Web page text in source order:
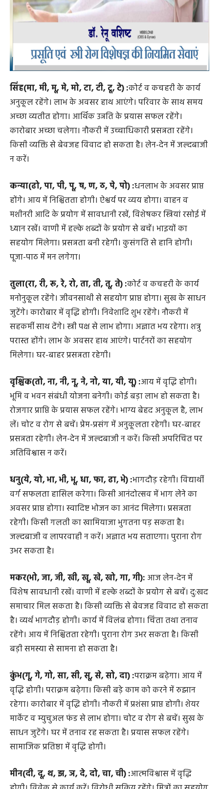
सिंह(मा, मी, मू, मे, मो, टा, टी, टू, टे) :कोर्ट व कचहरी के कार्य
अनुकूल रहेंगे। लाभ के अवसर हाथ आएंगे। परिवार के साथ समय
अच्‍छा व्यतीत होगा। आर्थिक उन्नति के प्रयास सफल रहेंगे।
कारोबार अच्छा चलेगा। नौकरी में उच्चाधिकारी प्रसन्नता रहेंगे।
किसी व्यक्ति से बेवजह विवाद हो सकता है। लेन-देन में जल्दबाजी
न करें।
कन्या(ढो, पा, पी, पू, ष, ण, ठ, पे, पो) :धनलाभ के अवसर प्राप्त
होंगे। आय में निश्चितता होगी। ऐश्वर्य पर व्यय होगा। वाहन व
मशीनरी आदि के प्रयोग में सावधानी रखें, विशेषकर स्त्रियां रसोई में
ध्यान रखें। वाणी में हल्के शब्दों के प्रयोग से बचें। भाइयों का
सहयोग मिलेगा। प्रसन्नता बनी रहेगी। कुसंगति से हानि होगी।
पूजा-पाठ में मन लगेगा।
तुला(रा, री, रू, रे, रो, ता, ती, तू, ते) :कोर्ट व कचहरी के कार्य
मनोनुकूल रहेंगे। जीवनसाथी से सहयोग प्राप्त होगा। सुख के साधन
जुटेंगे। कारोबार में वृद्धि होगी। निवेशादि शुभ रहेंगे। नौकरी में
सहकर्मी साथ देंगे। स्त्री पक्ष से लाभ होगा। अज्ञात भय रहेगा। शत्रु
परास्त होंगे। लाभ के अवसर हाथ आएंगे। पार्टनरों का सहयोग
मिलेगा। घर-बाहर प्रसन्नता रहेगी।
वृश्चिक(तो, ना, नी, नू, ने, नो, या, यी, यू) :आय में वृद्धि होगी।
भूमि व भवन संबंधी योजना बनेगी। कोई बड़ा लाभ हो सकता है।
रोजगार प्राप्ति के प्रयास सफल रहेंगे। भाग्य बेहद अनुकूल है, लाभ
लें। चोट व रोग से बचें। प्रेम-प्रसंग में अनुकूलता रहेगी। घर-बाहर
प्रसन्नता रहेगी। लेन-देन में जल्दबाजी न करें। किसी अपरिचित पर
अतिविश्वास न करें।
धनु(ये, यो, भा, भी, भू, धा, फा, ढा, भे) : भागदौड़ रहेगी। विद्यार्थी
वर्ग सफलता हासिल करेगा। किसी आनंदोत्सव में भाग लेने का
अवसर प्राप्त होगा। स्वादिष्ट भोजन का आनंद मिलेगा। प्रसन्नता
रहेगी। किसी गलती का खामियाजा भुगतना पड़ सकता है।
जल्दबाजी व लापरवाही न करें। अज्ञात भय सताएगा। पुराना रोग
उभर सकता है।
मकर(भो, जा, जी, खी, खू, खे, खो, गा, गी):आज लेन-देन में
विशेष सावधानी रखें। वाणी में हल्के शब्दों के प्रयोग से बचें। दु:खद
समाचार मिल सकता है। किसी व्यक्ति से बेवजह विवाद हो सकता
है। व्यर्थ भागदौड़ होगी। कार्य में विलंब होगा। चिंता तथा तनाव
रहेंगे। आय में निश्चितता रहेगी। पुराना रोग उभर सकता है। किसी
बड़ी समस्या से सामना हो सकता है।
कुंभ(गू, गे, गो, सा, सी, सू, से, सो, दा) :पराक्रम बढ़ेगा। आय में
वृद्धि होगी। पराक्रम बढ़ेगा। किसी बड़े काम को करने में रुझान
रहेगा। कारोबार में वृद्धि होगी। नौकरी में प्रशंसा प्राप्त होगी। शेयर
मार्केट व म्युचुअल फंड से लाभ होगा। चोट व रोग से बचें। सुख के
साधन जुटेंगे। घर में तनाव रह सकता है। प्रयास सफल रहेंगे।
सामाजिक प्रतिष्ठा में वृद्धि होगी।